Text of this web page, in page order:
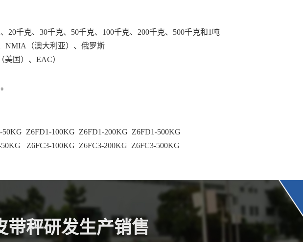
20千克、30千克、50千克、100千克、200千克、500千克和1吨
NMIA（澳大利亚）、俄罗斯
国）、EAC）
Z6FD1-100KG Z6FD1-200KG Z6FD1-500KG
Z6FC3-100KG Z6FC3-200KG Z6FC3-500KG
带秤研发生产销售